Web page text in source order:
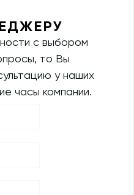
с выбором
то Вы
у наших
часы компании.